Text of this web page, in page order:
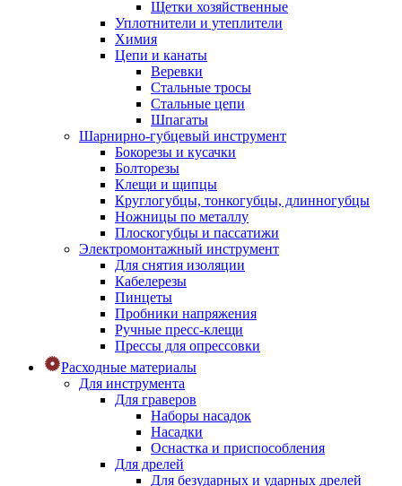
Щетки хозяйственные
Уплотнители и утеплители
Химия
Цепи и канаты
Веревки
Стальные тросы
Стальные цепи
Шпагаты
Шарнирно-губцевый инструмент
Бокорезы и кусачки
Болторезы
Клещи и щипцы
Круглогубцы, тонкогубцы, длинногубцы
Ножницы по металлу
Плоскогубцы и пассатижи
Электромонтажный инструмент
Для снятия изоляции
Кабелерезы
Пинцеты
Пробники напряжения
Ручные пресс-клещи
Прессы для опрессовки
Расходные материалы
Для инструмента
Для граверов
Наборы насадок
Насадки
Оснастка и приспособления
Для дрелей
Для безударных и ударных дрелей